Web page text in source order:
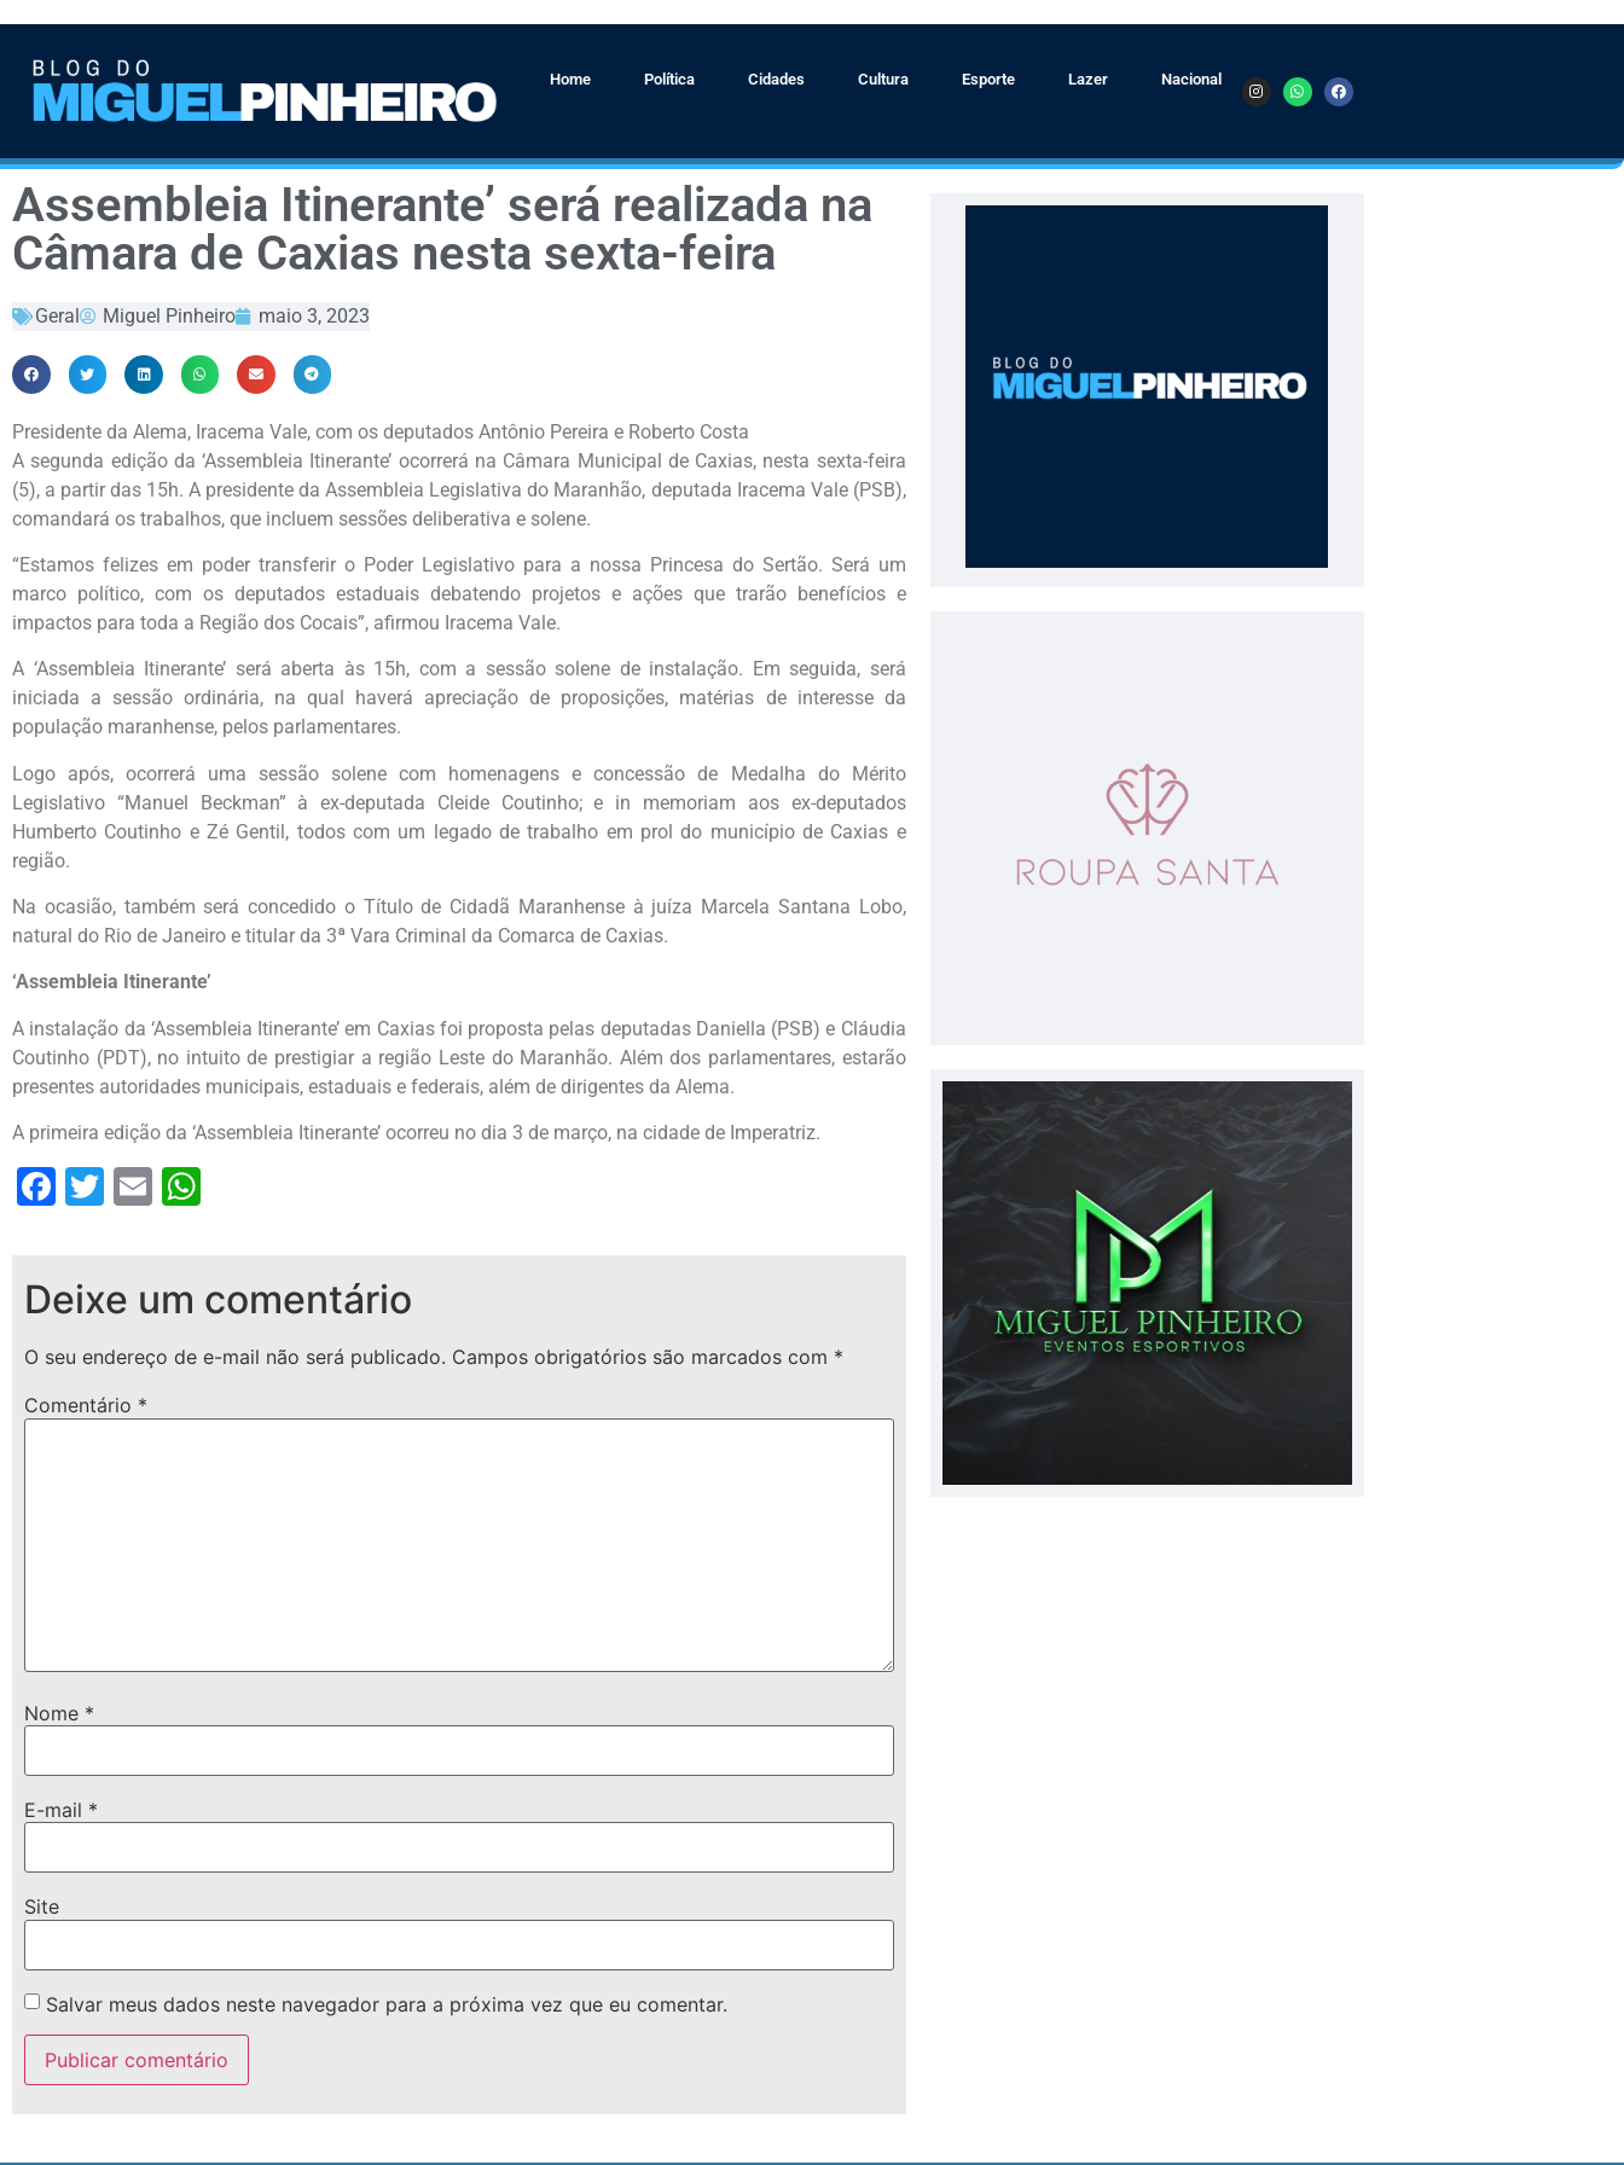
Home Política Cidades Cultura Esporte Lazer Nacional
Assembleia Itinerante’ será realizada na
Câmara de Caxias nesta sexta-feira
Geral Miguel Pinheiro maio 3, 2023
Presidente da Alema, Iracema Vale, com os deputados Antônio Pereira e Roberto Costa
A segunda edição da ‘Assembleia Itinerante’ ocorrerá na Câmara Municipal de Caxias, nesta sexta-feira
(5), a partir das 15h. A presidente da Assembleia Legislativa do Maranhão, deputada Iracema Vale (PSB),
comandará os trabalhos, que incluem sessões deliberativa e solene.
“Estamos felizes em poder transferir o Poder Legislativo para a nossa Princesa do Sertão. Será um
marco político, com os deputados estaduais debatendo projetos e ações que trarão benefícios e
impactos para toda a Região dos Cocais”, afirmou Iracema Vale.
A ‘Assembleia Itinerante’ será aberta às 15h, com a sessão solene de instalação. Em seguida, será
iniciada a sessão ordinária, na qual haverá apreciação de proposições, matérias de interesse da
população maranhense, pelos parlamentares.
Logo após, ocorrerá uma sessão solene com homenagens e concessão de Medalha do Mérito
Legislativo “Manuel Beckman” à ex-deputada Cleide Coutinho; e in memoriam aos ex-deputados
Humberto Coutinho e Zé Gentil, todos com um legado de trabalho em prol do município de Caxias e
região.
Na ocasião, também será concedido o Título de Cidadã Maranhense à juíza Marcela Santana Lobo,
natural do Rio de Janeiro e titular da 3ª Vara Criminal da Comarca de Caxias.
‘Assembleia Itinerante’
A instalação da ‘Assembleia Itinerante’ em Caxias foi proposta pelas deputadas Daniella (PSB) e Cláudia
Coutinho (PDT), no intuito de prestigiar a região Leste do Maranhão. Além dos parlamentares, estarão
presentes autoridades municipais, estaduais e federais, além de dirigentes da Alema.
A primeira edição da ‘Assembleia Itinerante’ ocorreu no dia 3 de março, na cidade de Imperatriz.
Facebook
Twitter
Email
Deixe um comentário
O seu endereço de e-mail não será publicado. Campos obrigatórios são marcados com *
Comentário *
Nome *
E-mail *
Site
Salvar meus dados neste navegador para a próxima vez que eu comentar.